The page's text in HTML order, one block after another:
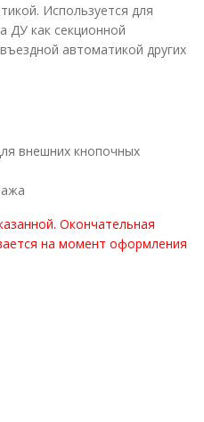
Используется для
ДУ как секционной
автоматикой других
внешних кнопочных
Окончательная
на момент оформления